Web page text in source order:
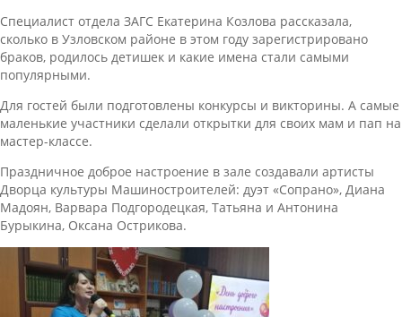
Специалист отдела ЗАГС Екатерина Козлова рассказала,
сколько в Узловском районе в этом году зарегистрировано
браков, родилось детишек и какие имена стали самыми
популярными.
Для гостей были подготовлены конкурсы и викторины. А самые
маленькие участники сделали открытки для своих мам и пап на
мастер-классе.
Праздничное доброе настроение в зале создавали артисты
Дворца культуры Машиностроителей: дуэт «Сопрано», Диана
Мадоян, Варвара Подгородецкая, Татьяна и Антонина
Бурыкина, Оксана Острикова.